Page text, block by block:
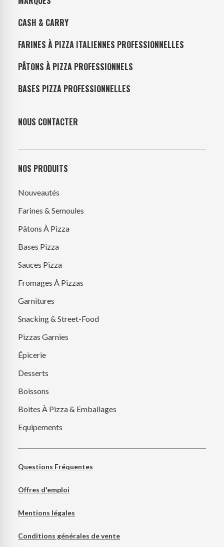
CASH & CARRY
FARINES À PIZZA ITALIENNES PROFESSIONNELLES
PÂTONS À PIZZA PROFESSIONNELS
BASES PIZZA PROFESSIONNELLES
NOUS CONTACTER
NOS PRODUITS
Nouveautés
Farines & Semoules
Pâtons À Pizza
Bases Pizza
Sauces Pizza
Fromages À Pizzas
Garnitures
Snacking & Street-Food
Pizzas Garnies
Épicerie
Desserts
Boissons
Boites À Pizza & Emballages
Equipements
Questions Fréquentes
Offres d'emploi
Mentions légales
Conditions générales de vente